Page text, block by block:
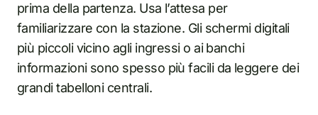
prima della partenza. Usa l’attesa per
familiarizzare con la stazione. Gli schermi digitali
più piccoli vicino agli ingressi o ai banchi
informazioni sono spesso più facili da leggere dei
grandi tabelloni centrali.